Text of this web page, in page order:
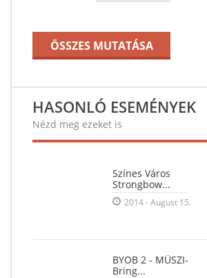
ÖSSZES MUTATÁSA
HASONLÓ ESEMÉNYEK
Nézd meg ezeket is
Színes Város
Strongbow...
2014 - August 15.
BYOB 2 - MÜSZI-
Bring...